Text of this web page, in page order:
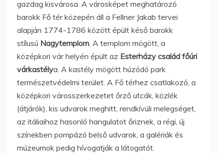
gazdag kisvárosa. A városképet meghatározó
barokk Fő tér közepén áll a Fellner Jakab tervei
alapján 1774-1786 között épült késő barokk
stílusú Nagytemplom . A templom mögött, a
középkori vár helyén épült az Esterházy család főúri
várkastélya. A kastély mögött húzódó park
természetvédelmi terület. A Fő térhez csatlakozó, a
középkori városszerkezetet őrző utcák, közlék
(átjárók), kis udvarok meghitt, rendkívüli melegséget,
az itáliaihoz hasonló hangulatot őriznek, a régi, új
színekben pompázó belső udvarok, a galériák és
múzeumok pedig hívogatják a látogatót.